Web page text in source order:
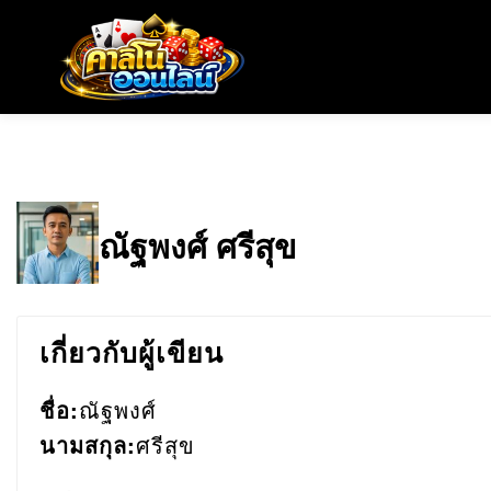
ณัฐพงศ์ ศรีสุข
เกี่ยวกับผู้เขียน
ชื่อ:ณัฐพงศ์
นามสกุล:ศรีสุข